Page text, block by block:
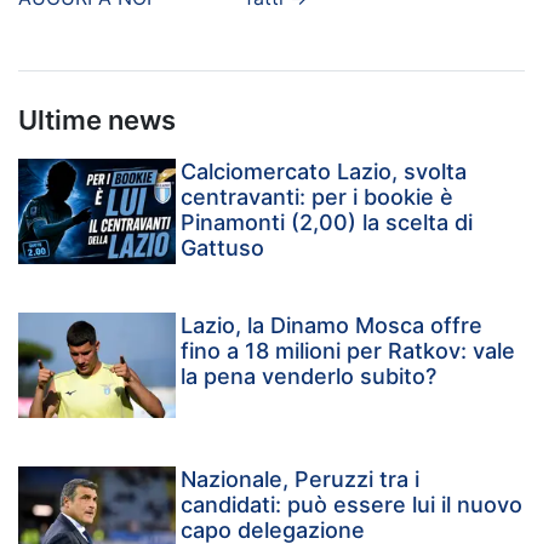
Ultime news
Calciomercato Lazio, svolta
centravanti: per i bookie è
Pinamonti (2,00) la scelta di
Gattuso
Lazio, la Dinamo Mosca offre
fino a 18 milioni per Ratkov: vale
la pena venderlo subito?
Nazionale, Peruzzi tra i
candidati: può essere lui il nuovo
capo delegazione